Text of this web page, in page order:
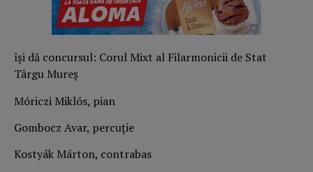
își dă concursul: Corul Mixt al Filarmonicii de Stat
Târgu Mureș
Móriczi Miklós, pian
Gombocz Avar, percuție
Kostyák Márton, contrabas